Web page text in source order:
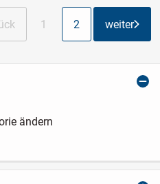
1 2 weiter
ändern